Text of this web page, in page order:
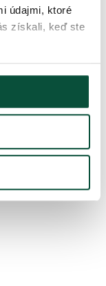
údajmi, ktoré
získali, keď ste